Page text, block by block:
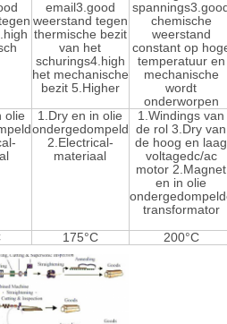
email3.good
weerstand tegen
thermische bezit
van het
schurings4.high
het mechanische
bezit 5.Higher
chemische
weerstand
constant op
temperatuur en
mechanische
wordt
onderworpen
olie
1.Dry en in olie
ondergedompeld
2.Electrical-
materiaal
1.Windings van
de rol 3.Dry van
de hoog en laag
voltagedc/ac
motor 2.Magnet
en in olie
transformator
175°C 200°C